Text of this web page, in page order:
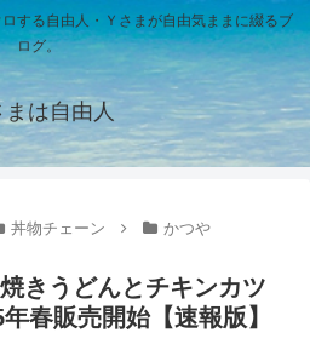
する自由人・Ｙさまが自由気ままに綴るブ
ログ。
まは自由人
丼物チェーン かつや
きうどんとチキンカツ
春販売開始【速報版】